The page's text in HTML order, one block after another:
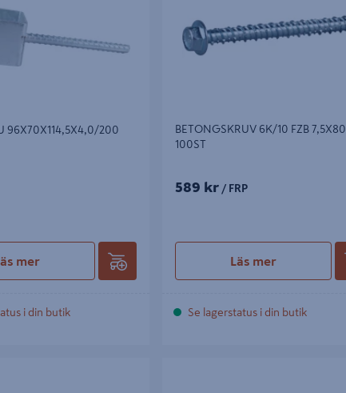
96X70X114,5X4,0/200
mer
i din butik
BETONGSKRUV 6K/10 FZB 7,5X80
100ST
589 kr / FRP
Läs mer
Se lagerstatus i din butik